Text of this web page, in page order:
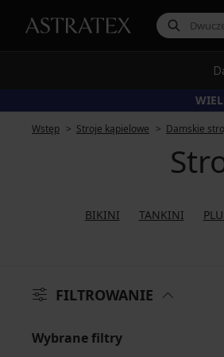
Wstęp Stroje kąpielowe Damskie
BIKINI TANKINI
FILTROWANIE
Wybrane filtry